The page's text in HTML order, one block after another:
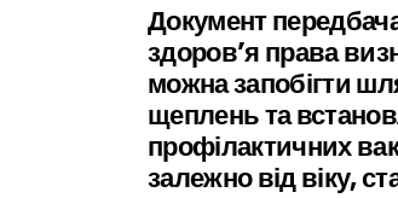
Документ
здоров’я права
можна запобігти
щеплень та
профілактичних
залежно від віку,